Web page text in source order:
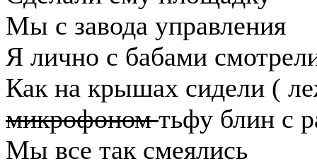
Мы с завода управления
Я лично с бабами
Как на крышах сидели (
микрофономтьфу блин с
Мы все так смеялись